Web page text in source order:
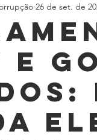
News Rádio
e
26 de set. de